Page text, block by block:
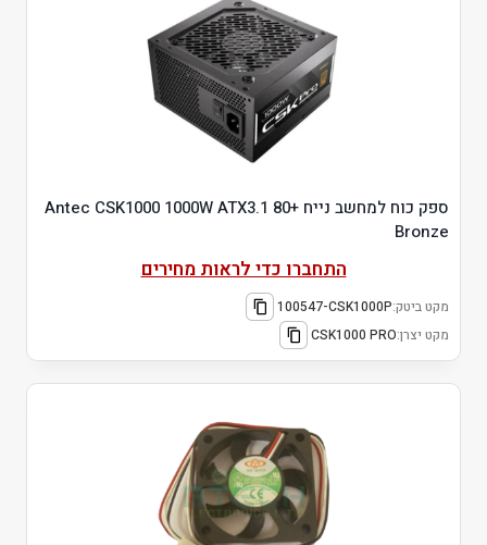
ספק כוח למחשב נייח Antec CSK1000 1000W ATX3.1 80+
Bronze
התחברו כדי לראות מחירים
מקט ביטק:100547-CSK1000P
מקט יצרן:CSK1000 PRO